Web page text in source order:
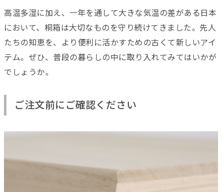
高温多湿に加え、一年を通して大きな気温の差がある日本
において、桐箱は大切なものを守り続けてきました。先人
たちの知恵を、より便利に活かすための古くて新しいアイ
テム。ぜひ、普段の暮らしの中に取り入れてみてはいかが
でしょうか。
ご注文前にご確認ください